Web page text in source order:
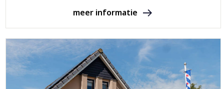
meer informatie